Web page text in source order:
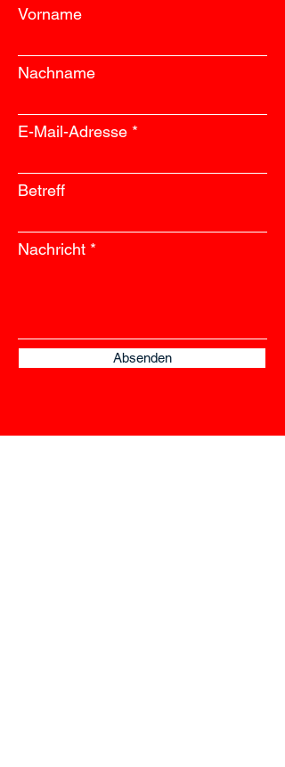
Vorname
Nachname
E-Mail-Adresse
Betreff
Nachricht
Absenden